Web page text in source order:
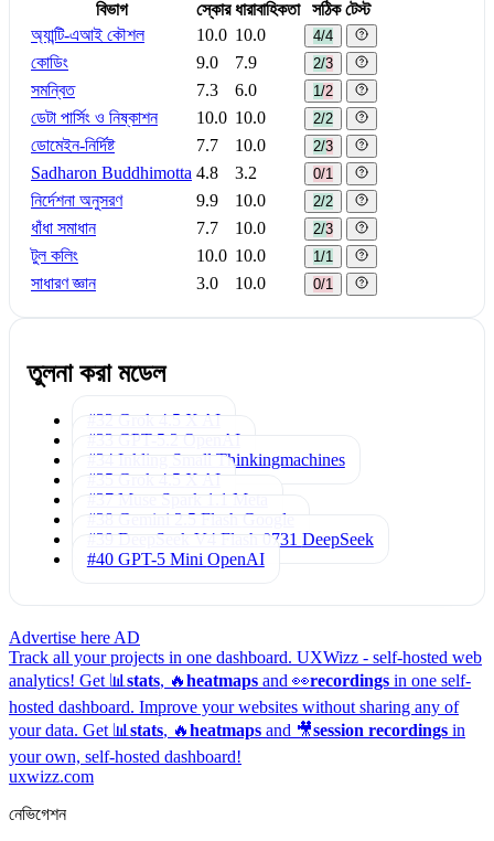
বিভাগ স্কোর ধারাবাহিকতা
সঠিক টেস্ট
অ্যান্টি-এআই কৌশল
10.0 10.0 4/4
কোডিং 9.0 7.9 2/3
সমন্বিত 7.3 6.0 1/2
ডেটা পার্সিং ও নিষ্কাশন 10.0 10.0 2/2
ডোমেইন-নির্দিষ্ট 7.7 10.0 2/3
Sadharon Buddhimotta 4.8 3.2 0/1
নির্দেশনা অনুসরণ 9.9 10.0 2/2
ধাঁধা সমাধান 7.7 10.0 2/3
টুল কলিং 10.0 10.0 1/1
সাধারণ জ্ঞান 3.0 10.0 0/1
তুলনা করা মডেল
#32 Grok 4.5 X AI
#33 GPT-5.2 OpenAI
#34 Inkling Small Thinkingmachines
#35 Grok 4.5 X AI
#37 Muse Spark 1.1 Meta
#38 Gemini 2.5 Flash
Google
#39 DeepSeek V4 Flash 0731 DeepSeek
#40 GPT-5 Mini OpenAI
Advertise here AD
Track all your projects in one dashboard. UXWizz - self-hosted web
analytics! Get 📊 stats, 🔥heatmaps and 👀recordings in one self-
hosted dashboard. Improve your websites without sharing any of
your data. Get 📊 stats, 🔥heatmaps and 🎥session recordings in
your own, self-hosted dashboard!
uxwizz.com
নেভিগেশন